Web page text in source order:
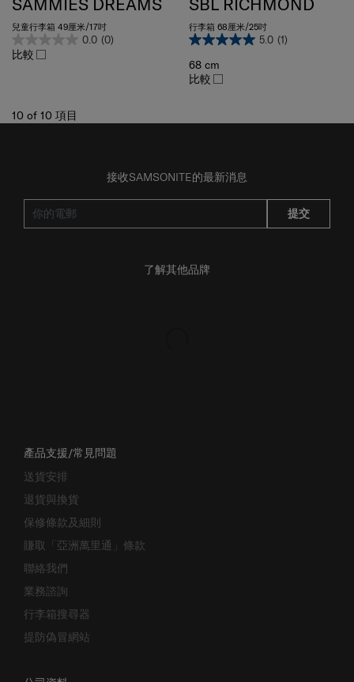
兒童行李箱 49厘米/17吋
0.0 (0)
比較
行李箱 68厘米/25吋
5.0
68 cm
比較
提交
送貨安排
退貨與換貨
保修條款及細則
賺取「亞洲萬里通」條款
聯絡我們
業務諮詢
行李箱搜尋器
提防偽冒網站